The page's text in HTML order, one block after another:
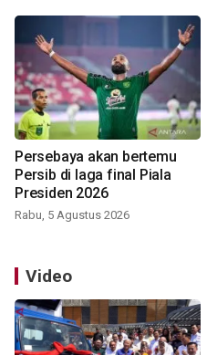
Persebaya akan bertemu
Persib di laga final Piala
Presiden 2026
Rabu, 5 Agustus 2026
Video